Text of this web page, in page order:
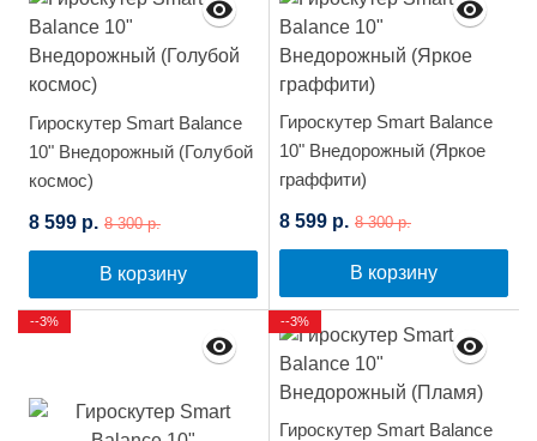
Гироскутер Smart Balance
10" Внедорожный (Голубой
космос)
8 599 р. 8 300 р.
В корзину
Гироскутер Smart Balance
10" Внедорожный (Яркое
граффити)
8 599 р. 8 300 р.
В корзину
--3%
Гироскутер Smart Balance
--3%